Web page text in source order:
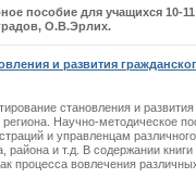
пособие для учащихся 10-
О.В.Эрлих.
и развития
становления и
региона. Научно-методическое
и управленцам
района и т.д. В содержании
процесса вовлечения